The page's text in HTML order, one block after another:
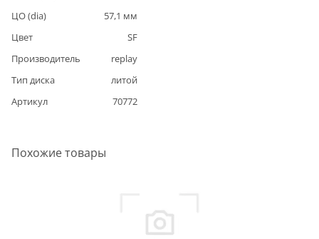
ЦО (dia)
57,1 мм
Цвет
SF
Производитель
replay
Тип диска
литой
Артикул
70772
Похожие товары